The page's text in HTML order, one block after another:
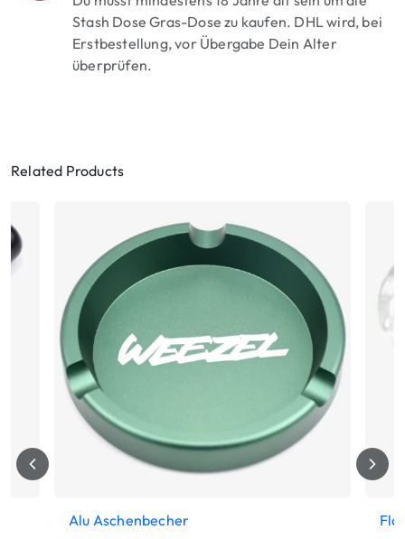
Stash Dose Gras-Dose zu kaufen. DHL wird, bei
Erstbestellung, vor Übergabe Dein Alter
überprüfen.
Related Products
Alu Aschenbecher